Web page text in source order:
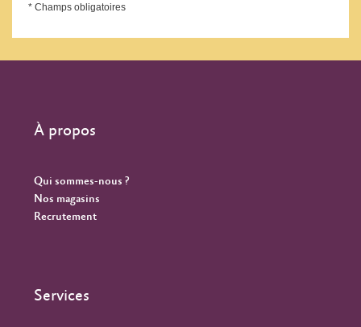
* Champs obligatoires
À propos
Qui sommes-nous ?
Nos magasins
Recrutement
Services